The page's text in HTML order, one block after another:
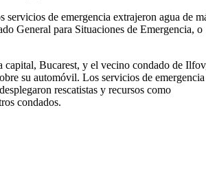
de emergencia extrajeron agua de
General para Situaciones de Emergencia, o
capital, Bucarest, y el vecino condado de
su automóvil. Los servicios de emergencia
rescatistas y recursos como
condados.